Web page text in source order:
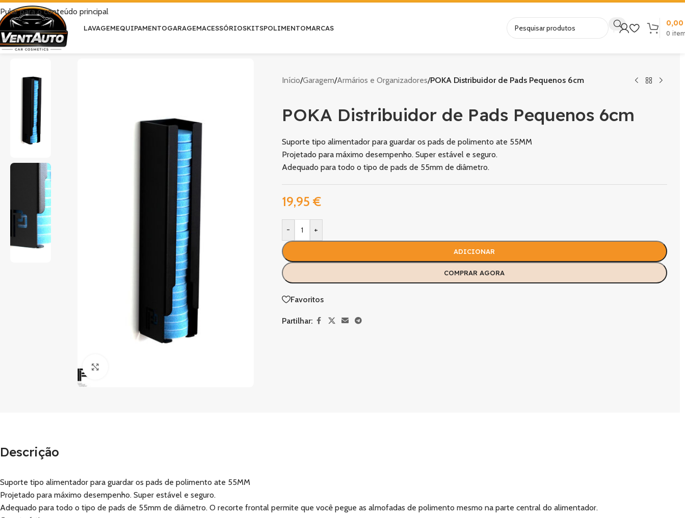
Pular para o conteúdo principal
LAVAGEMEQUIPAMENTOGARAGEMACESSÓRIOSKITSPOLIMENTOMARCAS
0
0,00
Início/Garagem/Armários e Organizadores/POKA Distribuidor de Pads Pequenos 6cm
POKA Distribuidor de Pads Pequenos 6cm
Suporte tipo alimentador para guardar os pads de polimento ate 55MM
Projetado para máximo desempenho. Super estável e seguro.
Adequado para todo o tipo de pads de 55mm de diâmetro.
19,95 €
- +
ADICIONAR
COMPRAR AGORA
Favoritos
Partilhar:
Descrição
Suporte tipo alimentador para guardar os pads de polimento ate 55MM
Projetado para máximo desempenho. Super estável e seguro.
Adequado para todo o tipo de pads de 55mm de diâmetro. O recorte frontal permite que você pegue as almofadas de polimento mesmo na parte central do alimentador.